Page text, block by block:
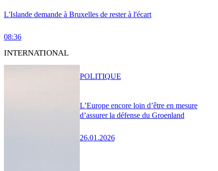
L'Islande demande à Bruxelles de rester à l'écart
08:36
INTERNATIONAL
L’Europe encore loin d’être en mesure
d’assurer la défense du Groenland
26.01.2026
POLITIQUE